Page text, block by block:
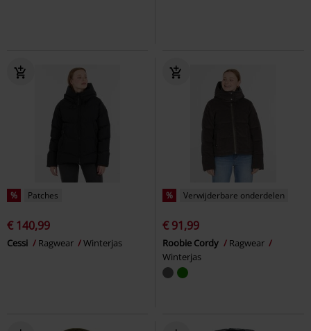
% Patches
€ 140,99
Cessi Ragwear Winterjas
% Verwijderbare onderdelen
€ 91,99
Roobie Cordy
Ragwear
Winterjas